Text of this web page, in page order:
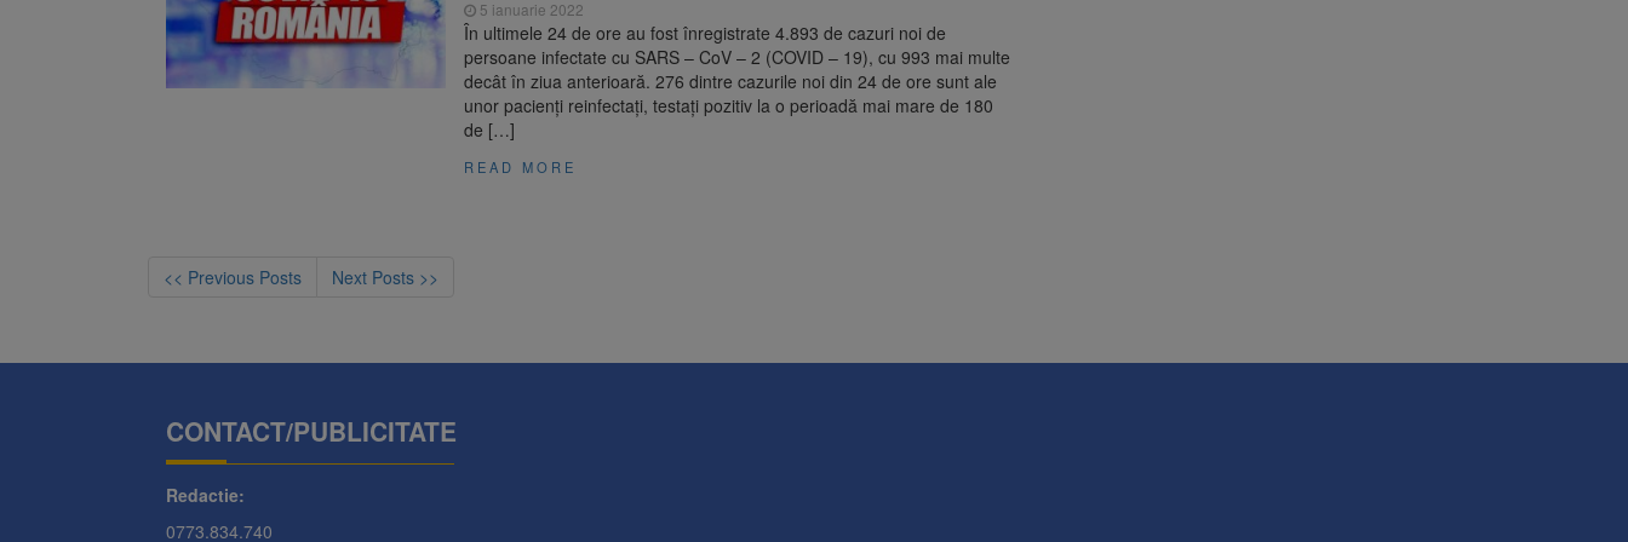
5 ianuarie 2022
În ultimele 24 de ore au fost înregistrate 4.893 de cazuri noi de
persoane infectate cu SARS – CoV – 2 (COVID – 19), cu 993 mai multe
decât în ziua anterioară. 276 dintre cazurile noi din 24 de ore sunt ale
unor pacienți reinfectați, testați pozitiv la o perioadă mai mare de 180
de […]
READ MORE
<< Previous Posts Next Posts >>
CONTACT/PUBLICITATE
Redactie:
0773.834.740